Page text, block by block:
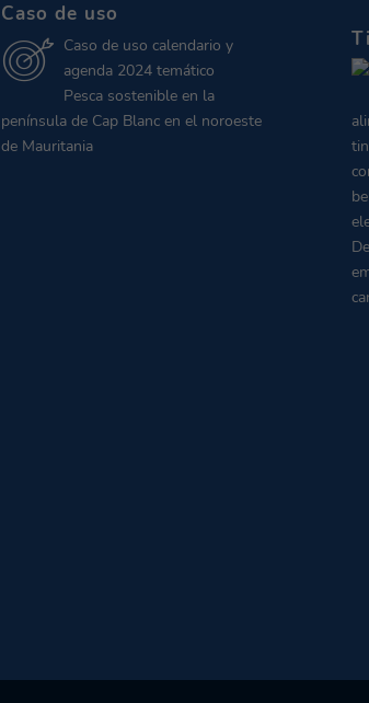
Caso de uso
Caso de uso calendario y
agenda 2024 temático
Pesca sostenible en la
península de Cap Blanc en el noroeste
de Mauritania